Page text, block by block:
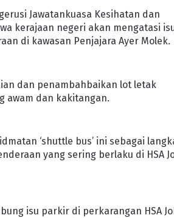
Jawatankuasa Kesihatan dan
kerajaan negeri akan mengatasi
di kawasan Penjajara Ayer Molek.
dan penambahbaikan lot letak
awam dan kakitangan.
‘shuttle bus’ ini sebagai
yang sering berlaku di HSA
isu parkir di perkarangan HSA